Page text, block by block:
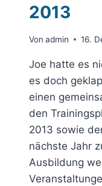
2013
Von admin 16.
Joe hatte es
es doch
einen
den
2013 sowie
nächste Jahr
Ausbildung